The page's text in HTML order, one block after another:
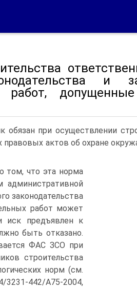
и
работ,
обязан при осуществлении
правовых актов об охране
том, что эта норма
административной
законодательства
работ может
иск предъявлен к
быть отказано.
ФАС ЗСО при
строительства
норм (см.
3231-442/А75-2004,